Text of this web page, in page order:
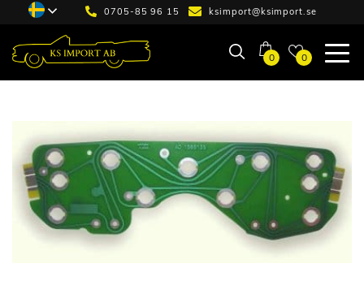
0705-85 96 15 ksimport@ksimport.se
0 0